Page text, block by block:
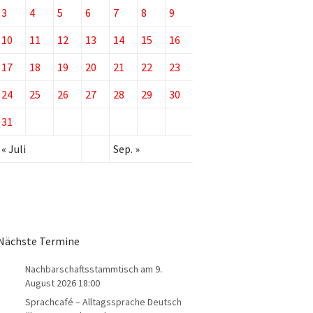
3
4 5 6 7 8
9
10
11 12 13 14 15
16
17
18 19 20 21 22
23
24
25 26 27 28 29
30
31
« Juli
Sep. »
Termine
Nachbarschaftsstammtisch am 9.
August 2026 18:00
Sprachcafé – Alltagssprache Deutsch